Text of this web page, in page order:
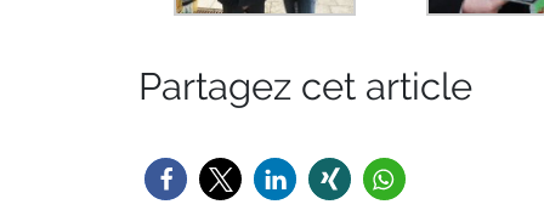
Partagez cet article